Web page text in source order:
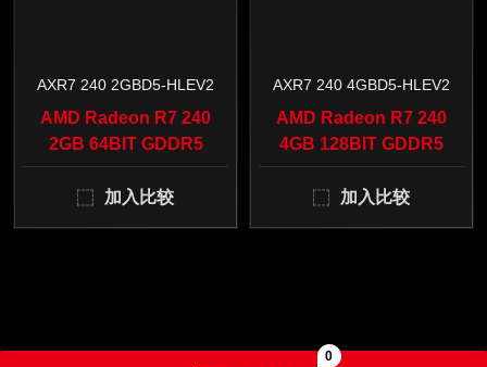
AXR7 240 2GBD5-HLEV2
AMD Radeon R7 240
2GB 64BIT GDDR5
加入比较
AXR7 240 4GBD5-HLEV2
AMD Radeon R7 240
4GB 128BIT GDDR5
加入比较
0